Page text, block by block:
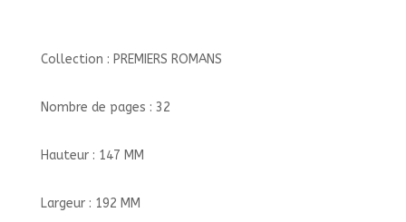
Collection : PREMIERS ROMANS
Nombre de pages : 32
Hauteur : 147 MM
Largeur : 192 MM